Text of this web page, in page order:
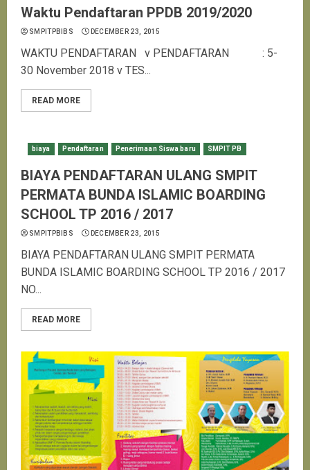
Waktu Pendaftaran PPDB 2019/2020
SMPITPBIBS DECEMBER 23, 2015
WAKTU PENDAFTARAN v PENDAFTARAN : 5-
30 November 2018 v TES...
READ MORE
biaya Pendaftaran Penerimaan Siswa baru SMPIT PB
BIAYA PENDAFTARAN ULANG SMPIT
PERMATA BUNDA ISLAMIC BOARDING
SCHOOL TP 2016 / 2017
SMPITPBIBS DECEMBER 23, 2015
BIAYA PENDAFTARAN ULANG SMPIT PERMATA
BUNDA ISLAMIC BOARDING SCHOOL TP 2016 / 2017
NO...
READ MORE